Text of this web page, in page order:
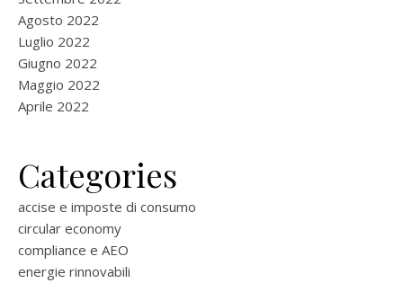
Agosto 2022
Luglio 2022
Giugno 2022
Maggio 2022
Aprile 2022
Categories
accise e imposte di consumo
circular economy
compliance e AEO
energie rinnovabili